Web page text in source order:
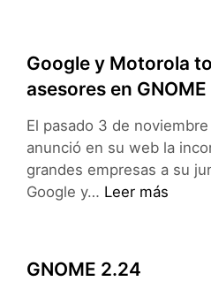
Google y Motorola
asesores en GNOME
El pasado 3 de
anunció en su web la
grandes empresas a su
Google y… Google
parte
Leer más
GNOME 2.24